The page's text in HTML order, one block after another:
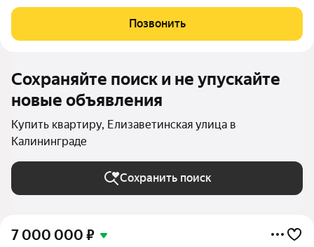
сделан
Позвонить
Сохраняйте поиск и не упускайте
новые объявления
Купить квартиру, Елизаветинская улица в
Калининграде
Сохранить поиск
7 000 000 ₽